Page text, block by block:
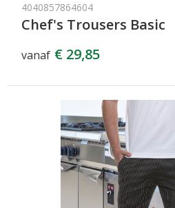
4040857864604
Chef's Trousers Basic
vanaf € 29,85